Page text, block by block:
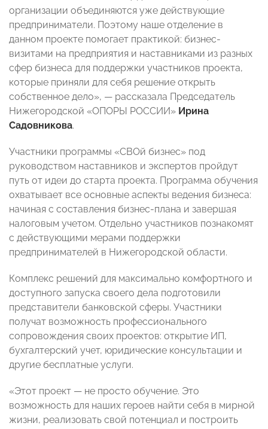
организации объединяются уже действующие
предприниматели. Поэтому наше отделение в
данном проекте помогает практикой: бизнес-
визитами на предприятия и наставниками из разных
сфер бизнеса для поддержки участников проекта,
которые приняли для себя решение открыть
собственное дело», — рассказала Председатель
Нижегородской «ОПОРЫ РОССИИ» Ирина
Садовникова.
Участники программы «СВОй бизнес» под
руководством наставников и экспертов пройдут
путь от идеи до старта проекта. Программа обучения
охватывает все основные аспекты ведения бизнеса:
начиная с составления бизнес-плана и завершая
налоговым учетом. Отдельно участников познакомят
с действующими мерами поддержки
предпринимателей в Нижегородской области.
Комплекс решений для максимально комфортного и
доступного запуска своего дела подготовили
представители банковской сферы. Участники
получат возможность профессионального
сопровождения своих проектов: открытие ИП,
бухгалтерский учет, юридические консультации и
другие бесплатные услуги.
«Этот проект — не просто обучение. Это
возможность для наших героев найти себя в мирной
жизни, реализовать свой потенциал и построить